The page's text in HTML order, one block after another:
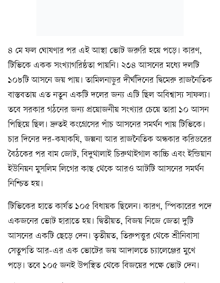
৪ মে ফল ঘোষণার পর এই আস্থা ভোট জরুরি হয়ে পড়ে। কারণ,
টিভিকে একক সংখ্যাগরিষ্ঠতা পায়নি। ২৩৪ আসনের মধ্যে দলটি
১০৮টি আসনে জয় পায়। তামিলনাড়ুর দীর্ঘদিনের দ্বিমেরু রাজনৈতিক
বাস্তবতায় এত নতুন একটি দলের জন্য এটি ছিল অবিশ্বাস্য সাফল্য।
তবে সরকার গঠনের জন্য প্রয়োজনীয় সংখ্যার চেয়ে তারা ১০ আসন
পিছিয়ে ছিল। দ্রুতই কংগ্রেসের পাঁচ আসনের সমর্থন পায় টিভিকে।
চার দিনের দর-কষাকষি, জল্পনা আর রাজনৈতিক অন্ধকার করিডরের
বৈঠকের পর বাম জোট, বিদুথালাই চিরুথাইগাল কাচ্চি এবং ইন্ডিয়ান
ইউনিয়ন মুসলিম লিগের কাছ থেকে আরও আটটি আসনের সমর্থন
নিশ্চিত হয়।
টিভিকের হাতে কার্যত ১০৫ বিধায়ক ছিলেন। কারণ, স্পিকারের পদে
একজনের ভোট হারাতে হয়। দ্বিতীয়ত, বিজয় নিজে জেতা দুটি
আসনের একটি ছেড়ে দেন। তৃতীয়ত, তিরুপত্তুর থেকে শ্রীনিবাসা
সেতুপতি আর-এর এক ভোটের জয় আদালতে চ্যালেঞ্জের মুখে
পড়ে। তবে ১০৫ জনই উপস্থিত থেকে বিজয়ের পক্ষে ভোট দেন।